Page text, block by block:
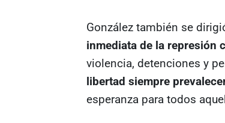
González también se
inmediata de la represión
violencia, detenciones y
libertad siempre
esperanza para todos